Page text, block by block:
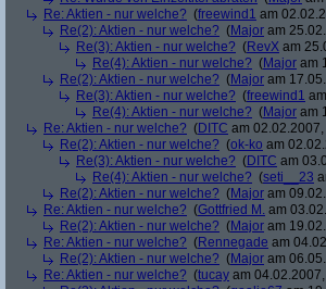
Re: Aktien - nur welche? (freewind1 am
Re(2): Aktien - nur welche? (Major am
Re(3): Aktien - nur welche? (RevX am
Re(4): Aktien - nur welche? (Major am
Re(2): Aktien - nur welche? (Major am
Re(3): Aktien - nur welche? (freewind1
Re(4): Aktien - nur welche? (Major am
Re: Aktien - nur welche? (DITC am
Re(2): Aktien - nur welche? (ok-ko am
Re(3): Aktien - nur welche? (DITC am
Re(4): Aktien - nur welche? (seti__23
Re(2): Aktien - nur welche? (Major am
Re: Aktien - nur welche? (Gottfried M. am
Re(2): Aktien - nur welche? (Major am
Re: Aktien - nur welche? (Rennegade am
Re(2): Aktien - nur welche? (Major am
Re: Aktien - nur welche? (tucay am